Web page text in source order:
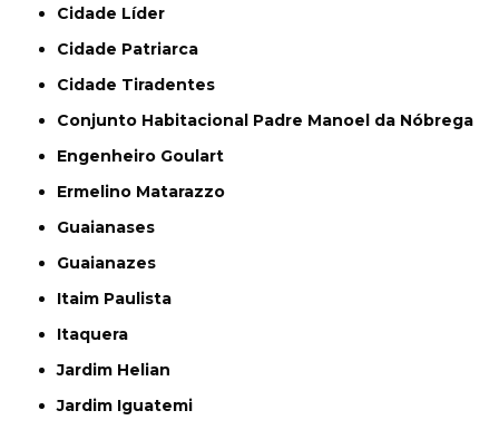
Cidade Líder
Cidade Patriarca
Cidade Tiradentes
Conjunto Habitacional Padre Manoel da Nóbrega
Engenheiro Goulart
Ermelino Matarazzo
Guaianases
Guaianazes
Itaim Paulista
Itaquera
Jardim Helian
Jardim Iguatemi